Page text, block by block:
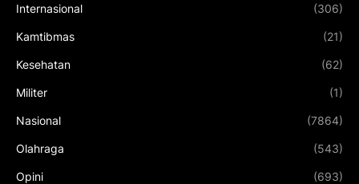
Internasional (306)
Kamtibmas (21)
Kesehatan (62)
Militer (1)
Nasional (7864)
Olahraga (543)
Opini (693)